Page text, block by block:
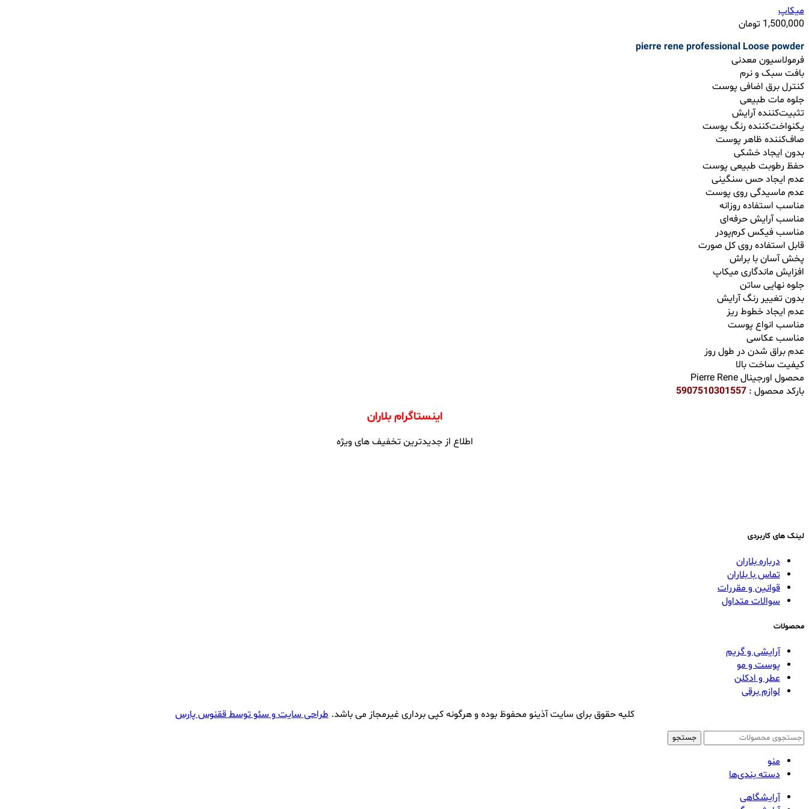
میکاپ
1,500,000 تومان
pierre rene professional Loose powder
فرمولاسیون معدنی
بافت سبک و نرم
کنترل برق اضافی پوست
جلوه مات طبیعی
تثبیت‌کننده آرایش
یکنواخت‌کننده رنگ پوست
صاف‌کننده ظاهر پوست
بدون ایجاد خشکی
حفظ رطوبت طبیعی پوست
عدم ایجاد حس سنگینی
عدم ماسیدگی روی پوست
مناسب استفاده روزانه
مناسب آرایش حرفه‌ای
مناسب فیکس کرم‌پودر
قابل استفاده روی کل صورت
پخش آسان با براش
افزایش ماندگاری میکاپ
جلوه نهایی ساتن
بدون تغییر رنگ آرایش
عدم ایجاد خطوط ریز
مناسب انواع پوست
مناسب عکاسی
عدم براق شدن در طول روز
کیفیت ساخت بالا
محصول اورجینال Pierre Rene
بارکد محصول : 5907510301557
اینستاگرام بلاران
اطلاع از جدیدترین تخفیف های ویژه
لینک های کاربردی
درباره بلاران
تماس با بلاران
قوانین و مقررات
سوالات متداول
محصولات
آرایشی و گریم
پوست و مو
عطر و ادکلن
لوازم برقی
کلیه حقوق برای سایت آذینو محفوظ بوده و هرگونه کپی برداری غیرمجاز می باشد.طراحی سایت و سئو توسط ققنوس پارس
جستجو
منو
دسته بندی‌ها
آرایشگاهی